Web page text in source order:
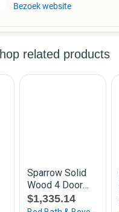
Bezoek website